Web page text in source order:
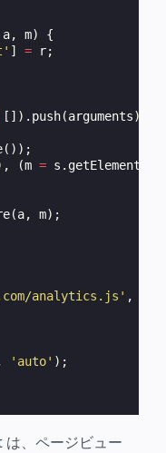
a, m)
{
] = r;
[]). push(arguments);
());
(m = s .
(a, m);
analytics.js' ,
'auto' );
は、ページビュー